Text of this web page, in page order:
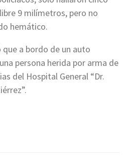
9 milímetros, pero no
hemático.
a bordo de un auto
persona herida por arma de
del Hospital General “Dr.